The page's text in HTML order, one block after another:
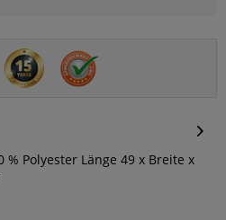
% Polyester Länge 49 x Breite x